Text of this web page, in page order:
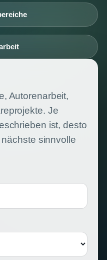
Autorenarbeit,
Je
ist, desto
sinnvolle